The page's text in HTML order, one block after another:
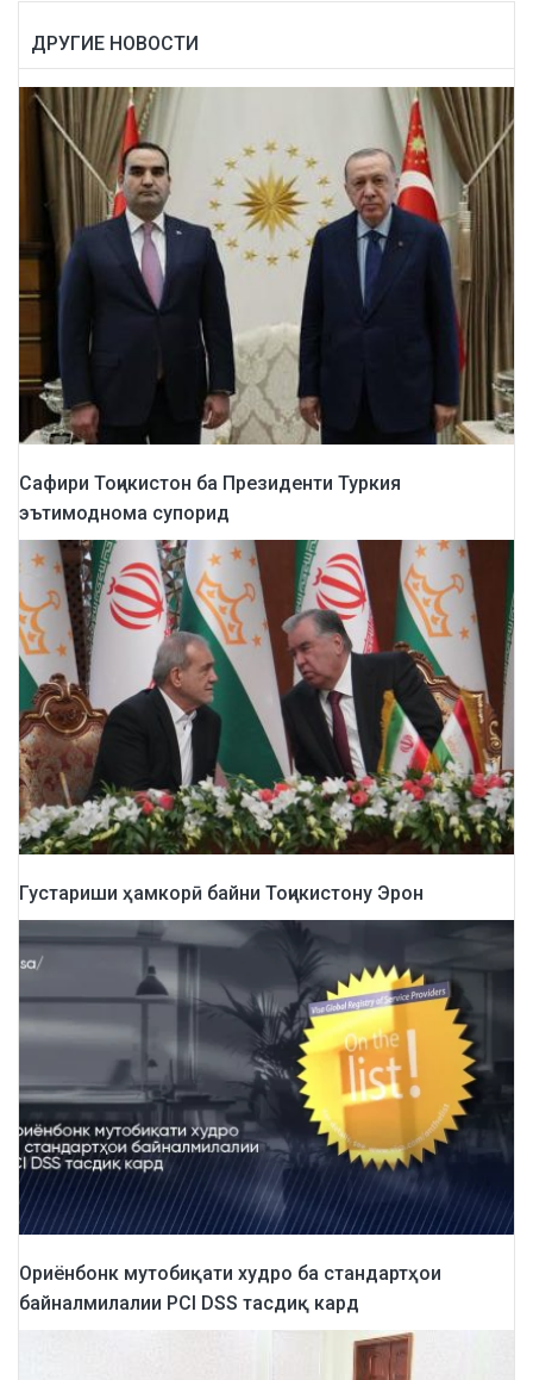
ДРУГИЕ НОВОСТИ
Сафири Тоҷикистон ба Президенти Туркия
эътимоднома супорид
Густариши ҳамкорӣ байни Тоҷикистону Эрон
Ориёнбонк мутобиқати худро ба стандартҳои
байналмилалии PCI DSS тасдиқ кард